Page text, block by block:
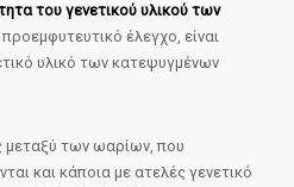
του γενετικού υλικού των
έλεγχο, είναι
υλικό των κατεψυγμένων
μεταξύ των ωαρίων, που
και κάποια με ατελές γενετικό